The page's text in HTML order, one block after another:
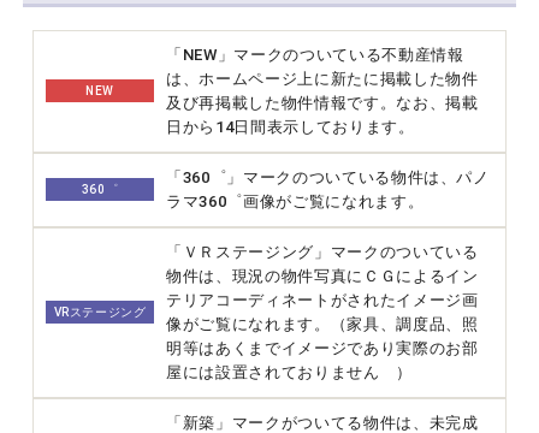
NEW
「NEW」マークのついている不動産情報
は、ホームページ上に新たに掲載した物件
及び再掲載した物件情報です。なお、掲載
日から14日間表示しております。
360゜
「360゜」マークのついている物件は、パノ
ラマ360゜画像がご覧になれます。
VRステージング
「ＶＲステージング」マークのついている
物件は、現況の物件写真にＣＧによるイン
テリアコーディネートがされたイメージ画
像がご覧になれます。（家具、調度品、照
明等はあくまでイメージであり実際のお部
屋には設置されておりません ）
「新築」マークがついてる物件は、未完成